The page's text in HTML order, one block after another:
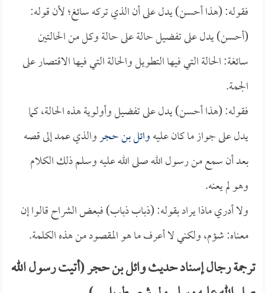
فقوله: (هذا أحسن) يدل على أن الذي تركه سائغ؛ لأن قوله:
(أحسن) يدل على تفضيل حالة على حالة وكل من الحالتين
سائغة: الحالة التي فيها التطويل والحالة التي فيها الاقتصار على
الجمة.
فقوله: (هذا أحسن) يدل على تفضيل وأولوية هذه الحالة، كما
يدل على جواز ما كان عليهوائل بن حجروالذي عمد إلى قصه
بعد أن سمع من رسول الله صلى الله عليه وسلم ذلك الكلام
وهو لم يعنه.
ولا أدري ماذا يراد بقوله: (ذباب ذباب) فبعض الشراح قالوا إن
معناه: شؤم، ولكني لا أعرف ما هو المقصود من هذه الكلمة.
ترجمة رجال إسناد حديث وائل بن حجر (أتيت رسول الله